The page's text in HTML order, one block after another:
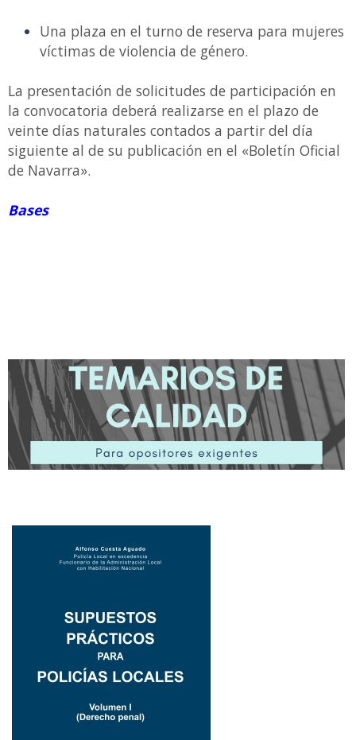
Una plaza en el turno de reserva para mujeres
víctimas de violencia de género.
La presentación de solicitudes de participación en
la convocatoria deberá realizarse en el plazo de
veinte días naturales contados a partir del día
siguiente al de su publicación en el «Boletín Oficial
de Navarra».
Bases